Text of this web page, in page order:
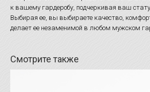
к вашему гардеробу, подчеркивая ваш
Выбирая ее, вы выбираете качество,
делает ее незаменимой в любом мужском
Смотрите также